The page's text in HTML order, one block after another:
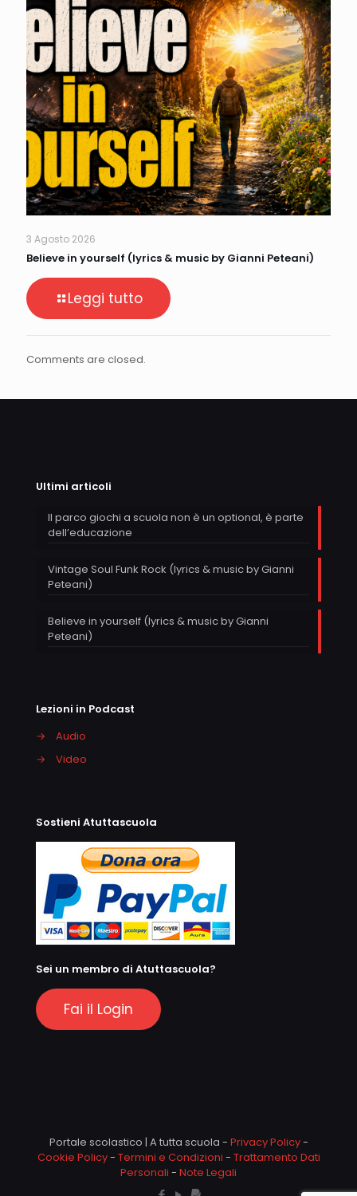
3 Agosto 2026
Believe in yourself (lyrics & music by Gianni Peteani)
Leggi tutto
Comments are closed.
Ultimi articoli
Il parco giochi a scuola non è un optional, è parte
dell’educazione
Vintage Soul Funk Rock (lyrics & music by Gianni
Peteani)
Believe in yourself (lyrics & music by Gianni
Peteani)
Lezioni in Podcast
→
Audio
→
Video
Sostieni Atuttascuola
Sei un membro di Atuttascuola?
Fai il Login
Portale scolastico | A tutta scuola - Privacy Policy-
Cookie Policy- Termini e Condizioni - Trattamento Dati
Personali - Note Legali